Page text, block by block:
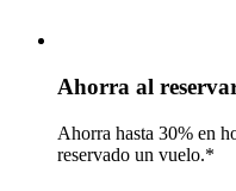
Ahorra al
Ahorra hasta 30% en
reservado un vuelo.*